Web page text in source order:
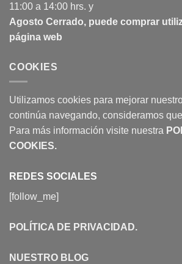
11:00 a 14:00 hrs. y
Agosto Cerrado, puede comprar
página web
COOKIES
Utilizamos cookies para mejorar
continúa navegando, consideramos
Para más información visite nuestra
COOKIES.
REDES SOCIALES
[follow_me]
POLÍTICA DE PRIVACIDAD.
NUESTRO BLOG